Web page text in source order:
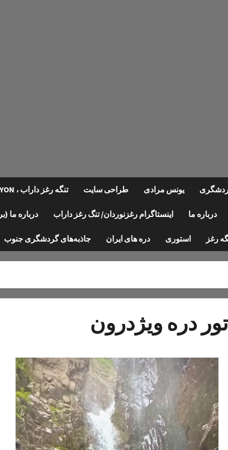
یونس مرادی طراحی سایت تنگه رغز داراب ، REGHZ CANYON
درباره ما اینستاگرام رغزنوردان/ تنگ رغز داراب درباره ما
رغز استوری دره های ایران جاذبه‌های گردشگری جنوب
تور دره ویژدرون